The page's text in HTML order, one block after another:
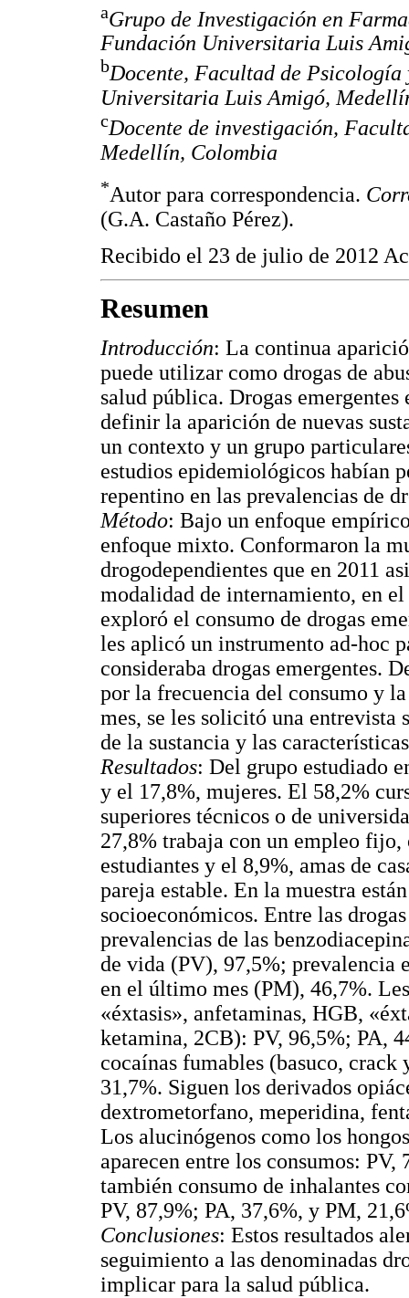
aGrupo de Investigación en
Fundación Universitaria Luis
bDocente, Facultad de
Universitaria Luis Amigó,
cDocente de investigación,
Medellín, Colombia
*Autor para correspondencia.
(G.A. Castaño Pérez).
Recibido el 23 de julio de 2012
Resumen
Introducción: La continua
puede utilizar como drogas de
salud pública. Drogas
definir la aparición de nuevas
un contexto y un grupo
estudios epidemiológicos habían
repentino en las prevalencias de
Método: Bajo un enfoque
enfoque mixto. Conformaron la
drogodependientes que en 2011
modalidad de internamiento, en
exploró el consumo de drogas
les aplicó un instrumento ad-hoc
consideraba drogas emergentes.
por la frecuencia del consumo y
mes, se les solicitó una entrevista
de la sustancia y las
Resultados: Del grupo estudiado
y el 17,8%, mujeres. El 58,2%
superiores técnicos o de
27,8% trabaja con un empleo
estudiantes y el 8,9%, amas de
pareja estable. En la muestra
socioeconómicos. Entre las
prevalencias de las
de vida (PV), 97,5%; prevalencia
en el último mes (PM), 46,7%.
«éxtasis», anfetaminas, HGB,
ketamina, 2CB): PV, 96,5%; PA,
cocaínas fumables (basuco,
31,7%. Siguen los derivados
dextrometorfano, meperidina,
Los alucinógenos como los
aparecen entre los consumos:
también consumo de inhalantes
PV, 87,9%; PA, 37,6%, y PM,
Conclusiones: Estos resultados
seguimiento a las denominadas
implicar para la salud pública.